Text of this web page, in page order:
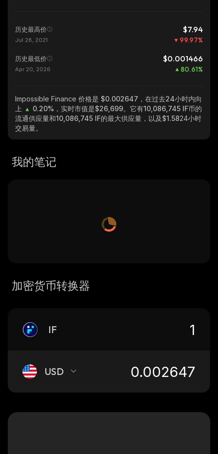
历史最高价 $7.94
Jul 28, 2021 99.97%
历史最低价 $0.001466
Apr 20, 2026 80.61%
Impossible Finance 价格是 $0.002647，在过去24小时内向
上
0.20% ，实时市值是$26,699。它有10,086,745 IF币的
流通供应量和10,086,745 IF的最大供应量，以及$1.5824小时
交易量。
我的笔记
加密货币转换器
IF
USD